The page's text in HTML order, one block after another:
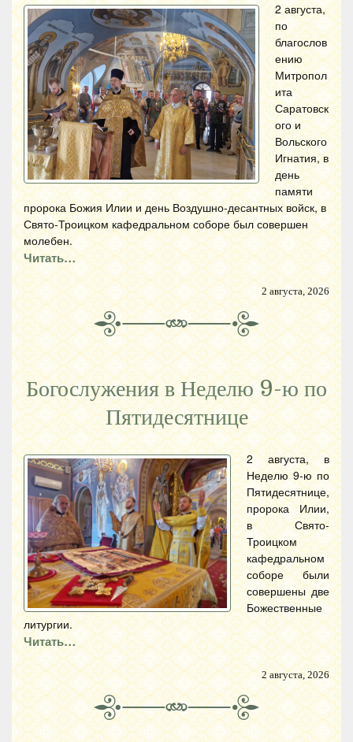
2 августа,
по
благослов
ению
Митропол
ита
Саратовск
ого и
Вольского
Игнатия, в
день
памяти
пророка Божия Илии и день Воздушно-десантных войск, в
Свято-Троицком кафедральном соборе был совершен
молебен.
Читать…
2 августа, 2026
Богослужения в Неделю 9-ю по
Пятидесятнице
2 августа, в
Неделю 9-ю по
Пятидесятнице,
пророка Илии,
в Свято-
Троицком
кафедральном
соборе были
совершены две
Божественные
литургии.
Читать…
2 августа, 2026